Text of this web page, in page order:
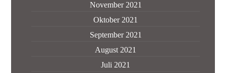
November 2021
Oktober 2021
September 2021
August 2021
Juli 2021